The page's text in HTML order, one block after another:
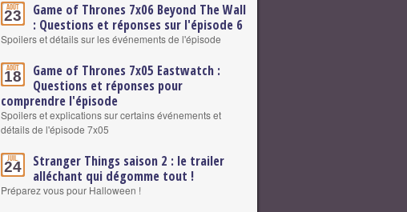
Août
23
Game of Thrones 7x06 Beyond The Wall
: Questions et réponses sur l'épisode 6
Spoilers et détails sur les événements de l'épisode
Août
18
Game of Thrones 7x05 Eastwatch :
Questions et réponses pour
comprendre l'épisode
Spoilers et explications sur certains événements et
détails de l'épisode 7x05
Juil.
24
Stranger Things saison 2 : le trailer
alléchant qui dégomme tout !
Préparez vous pour Halloween !